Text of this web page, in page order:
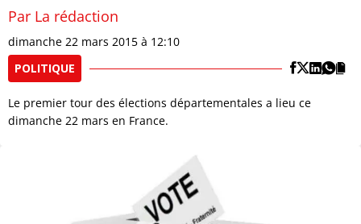
Par La rédaction
dimanche 22 mars 2015 à 12:10
POLITIQUE
Le premier tour des élections départementales a lieu ce
dimanche 22 mars en France.